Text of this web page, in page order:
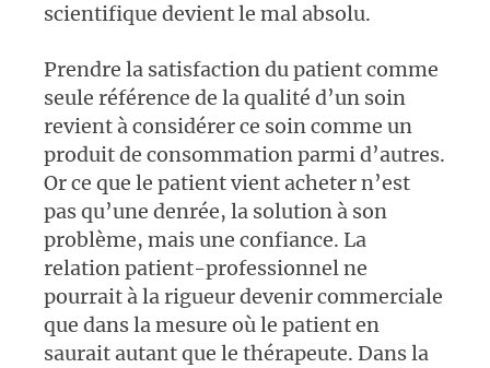
scientifique devient le mal absolu.
Prendre la satisfaction du patient comme
seule référence de la qualité d’un soin
revient à considérer ce soin comme un
produit de consommation parmi d’autres.
Or ce que le patient vient acheter n’est
pas qu’une denrée, la solution à son
problème, mais une confiance. La
relation patient-professionnel ne
pourrait à la rigueur devenir commerciale
que dans la mesure où le patient en
saurait autant que le thérapeute. Dans la